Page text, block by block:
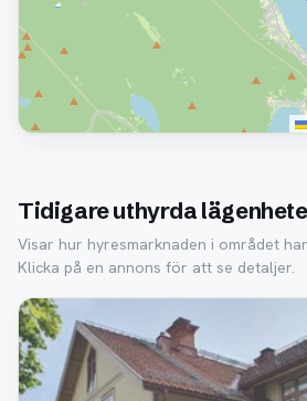
Tidigare uthyrda
Visar hur hyresmarknaden i området
Klicka på en annons för att se detaljer.
Borttagen